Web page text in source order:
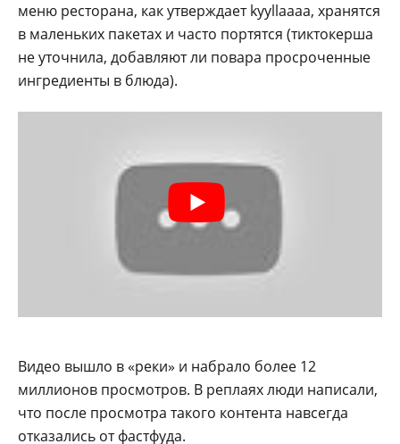
меню ресторана, как утверждает kyyllaaaa, хранятся
в маленьких пакетах и часто портятся (тиктокерша
не уточнила, добавляют ли повара просроченные
ингредиенты в блюда).
Видео вышло в «реки» и набрало более 12
миллионов просмотров. В реплаях люди написали,
что после просмотра такого контента навсегда
отказались от фастфуда.